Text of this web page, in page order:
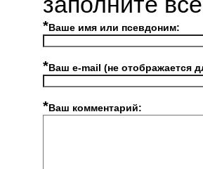
*Ваше имя или псевдоним:
*Ваш e-mail (не отображается
*Ваш комментарий: